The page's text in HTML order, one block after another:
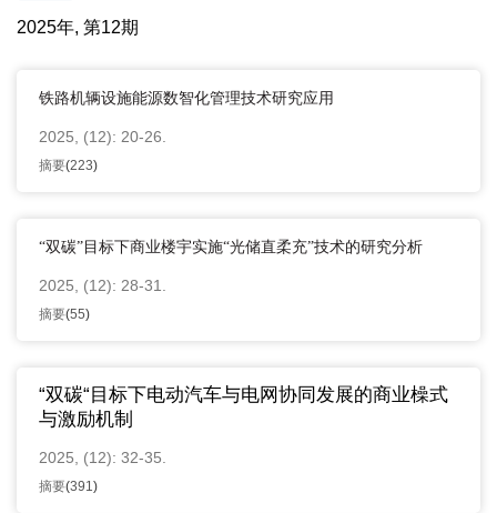
2025年, 第12期
铁路机辆设施能源数智化管理技术研究应用
2025, (12): 20-26.
摘要(223)
“双碳”目标下商业楼宇实施“光储直柔充”技术的研究分析
2025, (12): 28-31.
摘要(55)
“双碳“目标下电动汽车与电网协同发展的商业橾式
与激励机制
2025, (12): 32-35.
摘要(391 )